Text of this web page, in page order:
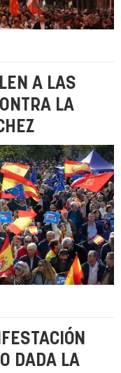
A LAS
LA
DADA LA